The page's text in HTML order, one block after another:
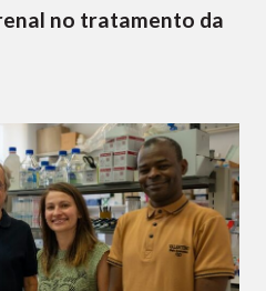
no tratamento da